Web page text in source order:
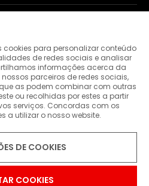
as promoções apresentadas são
cookies para personalizar conteúdo
de redes sociais e analisar
informações acerca da
parceiros de redes sociais,
as podem combinar com outras
ou recolhidas por estes a partir
serviços. Concordas com os
a utilizar o nosso website.
DE COOKIES
COOKIES